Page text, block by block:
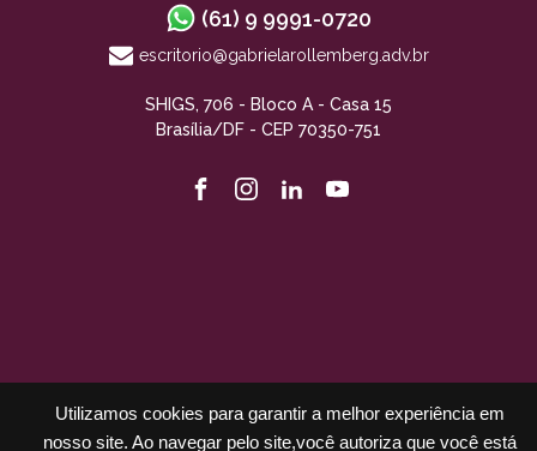
Utilizamos cookies para garantir a melhor experiência em
nosso site. Ao navegar pelo site,você autoriza que você está
(61) 9 9991-0720
escritorio@gabrielarollemberg.adv.br
SHIGS, 706 - Bloco A - Casa 15
Brasília/DF - CEP 70350-751